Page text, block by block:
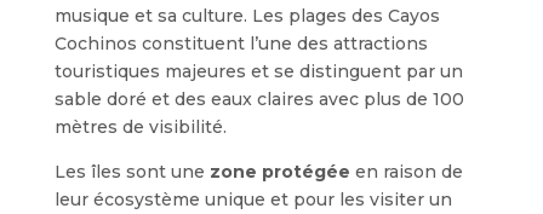
musique et sa culture. Les plages des Cayos
Cochinos constituent l’une des attractions
touristiques majeures et se distinguent par un
sable doré et des eaux claires avec plus de 100
mètres de visibilité.
Les îles sont une zone protégée en raison de
leur écosystème unique et pour les visiter un